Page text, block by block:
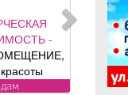
УСЛУГИ -
СТИРКА
СТИРКА ковров,
круглый год,
и привезем
химчистка, стирка